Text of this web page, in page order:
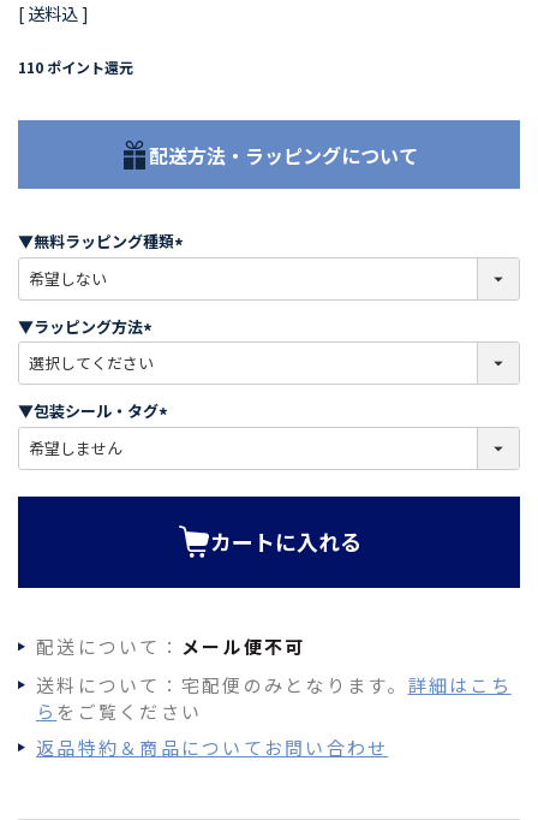
送料込
110 ポイント還元
配送方法・ラッピングについて
▼無料ラッピング種類
必
)
▼ラッピング方法
必
須
)
▼包装シール・タグ
必
カートに入れる
配送について： メール便不可
送料について：宅配便のみとなります。 詳細はこち
ら をご覧ください
返品特約＆商品についてお問い合わせ